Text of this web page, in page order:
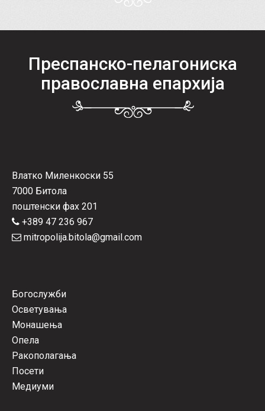
Преспанско-пелагониска
православна епархија
Влатко Миленкоски 55
7000 Битола
поштенски фах 201
+389 47 236 967
mitropolija.bitola@gmail.com
Богослужби
Осветувања
Монашења
Опела
Ракополагања
Посети
Медиуми